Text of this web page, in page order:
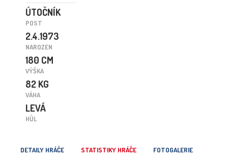
ÚTOČNÍK
POST
2.4.1973
NAROZEN
180 CM
VÝŠKA
82 KG
VÁHA
LEVÁ
HŮL
DETAILY HRÁČE STATISTIKY HRÁČE FOTOGALERIE